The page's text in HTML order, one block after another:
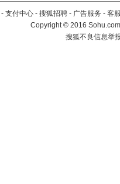
- 支付中心 - 搜狐招聘 - 广告服务 - 客
Copyright©2016
搜狐不良信息举